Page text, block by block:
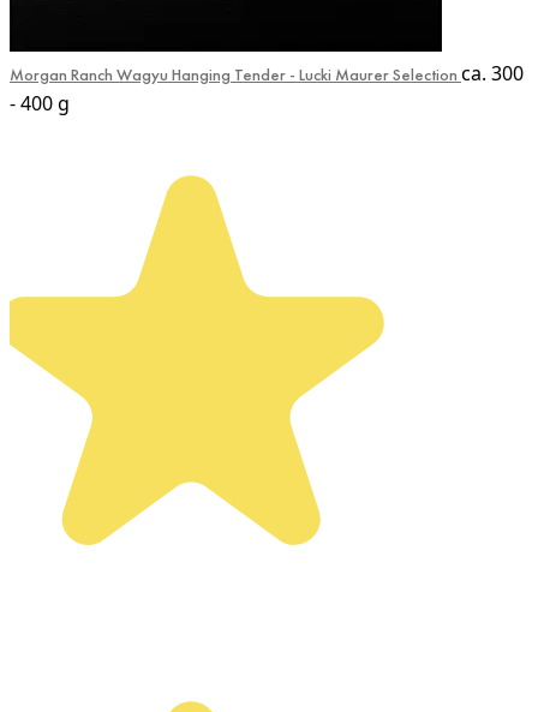
Morgan Ranch Wagyu Hanging Tender - Lucki Maurer Selection ca. 300
- 400 g